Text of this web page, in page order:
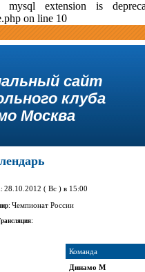
mysql extension is
on line 10
сайт
клуба
Москва
28.10.2012 ( Вс ) в 15:00
Чемпионат России
Команда
Динамо М